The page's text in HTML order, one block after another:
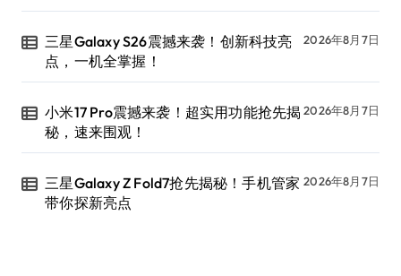
三星Galaxy S26震撼来袭！创新科技亮
点，一机全掌握！
2026年8月7日
小米17 Pro震撼来袭！超实用功能抢先揭
秘，速来围观！
2026年8月7日
三星Galaxy Z Fold7抢先揭秘！手机管家
带你探新亮点
2026年8月7日